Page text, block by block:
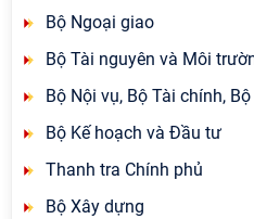
Bộ Ngoại giao
Bộ Tài nguyên và Môi
Bộ Nội vụ, Bộ Tài chính,
Bộ Kế hoạch và Đầu tư
Thanh tra Chính phủ
Bộ Xây dựng